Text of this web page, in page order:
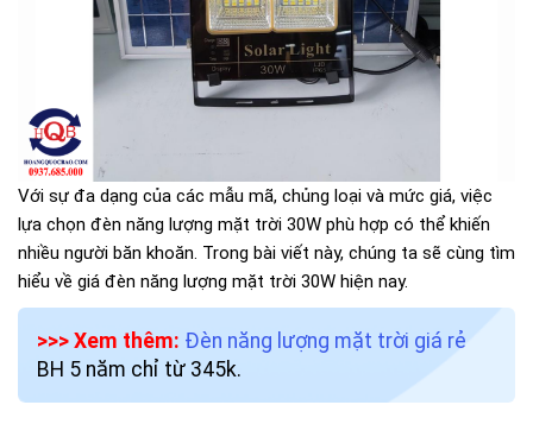
Với sự đa dạng của các mẫu mã, chủng loại và mức giá, việc
lựa chọn đèn năng lượng mặt trời 30W phù hợp có thể khiến
nhiều người băn khoăn. Trong bài viết này, chúng ta sẽ cùng tìm
hiểu về giá đèn năng lượng mặt trời 30W hiện nay.
>>> Xem thêm: Đèn năng lượng mặt trời giá rẻ
BH 5 năm chỉ từ 345k.